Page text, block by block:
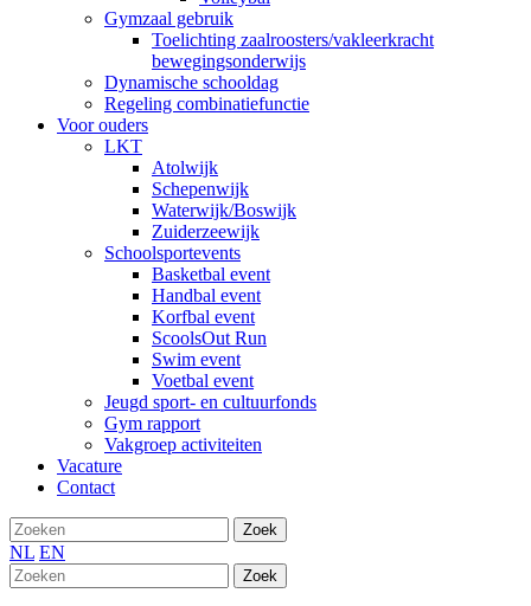
Gymzaal gebruik
Toelichting zaalroosters/vakleerkracht
bewegingsonderwijs
Dynamische schooldag
Regeling combinatiefunctie
Voor ouders
LKT
Atolwijk
Schepenwijk
Waterwijk/Boswijk
Zuiderzeewijk
Schoolsportevents
Basketbal event
Handbal event
Korfbal event
ScoolsOut Run
Swim event
Voetbal event
Jeugd sport- en cultuurfonds
Gym rapport
Vakgroep activiteiten
Vacature
Contact
Zoek
NL EN
Zoek